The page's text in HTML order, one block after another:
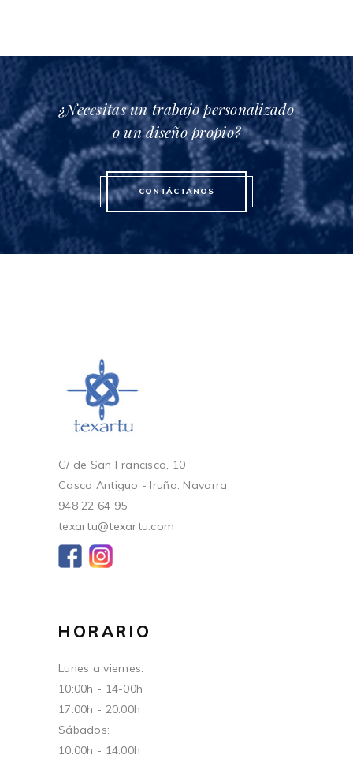
¿Necesitas un trabajo personalizado
o un diseño propio?
CONTÁCTANOS
C/ de San Francisco, 10
Casco Antiguo - Iruña. Navarra
948 22 64 95
texartu@texartu.com
HORARIO
Lunes a viernes:
10:00h - 14-00h
17:00h - 20:00h
Sábados:
10:00h - 14:00h